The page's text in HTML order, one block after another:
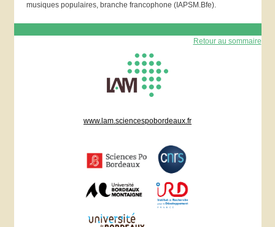
musiques populaires, branche francophone (IAPSM.Bfe).
Retour au sommaire
www.lam.sciencespobordeaux.fr